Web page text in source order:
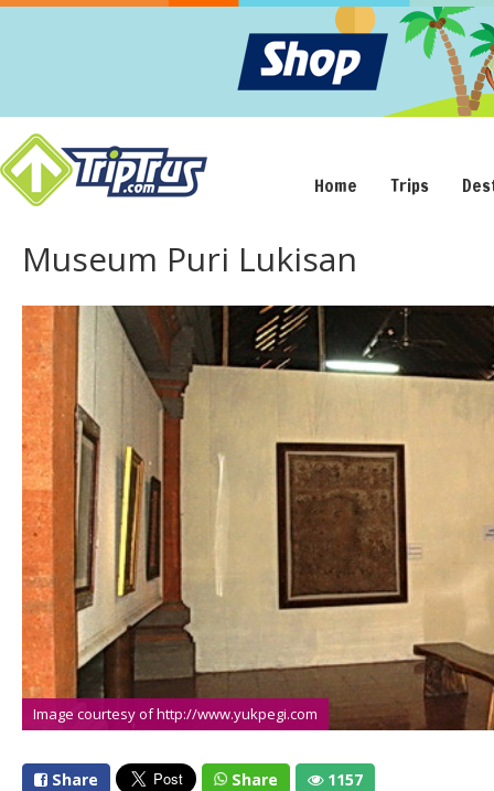
Home Trips
Museum Puri Lukisan
Image courtesy of http://www.yukpegi.com
Share Share 1157